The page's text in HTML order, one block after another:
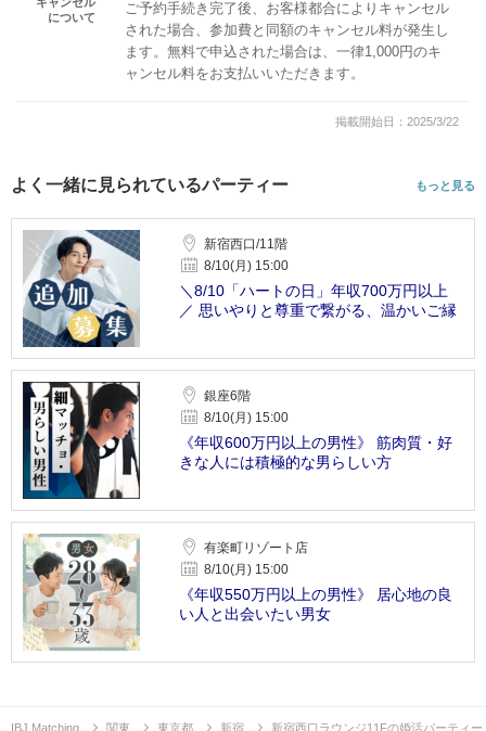
について
ご予約手続き完了後、お客様都合によりキャンセル
された場合、参加費と同額のキャンセル料が発生し
ます。無料で申込された場合は、一律1,000円のキ
ャンセル料をお支払いいただきます。
掲載開始日：2025/3/22
よく一緒に見られているパーティー もっと見る
新宿西口/11階
8/10(月) 15:00
＼8/10「ハートの日」年収700万円以上
／ 思いやりと尊重で繋がる、温かいご縁
銀座6階
8/10(月) 15:00
《年収600万円以上の男性》 筋肉質・好
きな人には積極的な男らしい方
有楽町リゾート店
8/10(月) 15:00
《年収550万円以上の男性》 居心地の良
い人と出会いたい男女
IBJ Matching 関東 東京都 新宿 新宿西口ラウンジ11Fの婚活パーティー